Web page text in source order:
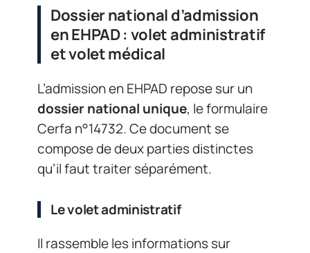
Dossier national d’admission
en EHPAD : volet administratif
et volet médical
L’admission en EHPAD repose sur un
dossier national unique, le formulaire
Cerfa n°14732. Ce document se
compose de deux parties distinctes
qu’il faut traiter séparément.
Le volet administratif
Il rassemble les informations sur